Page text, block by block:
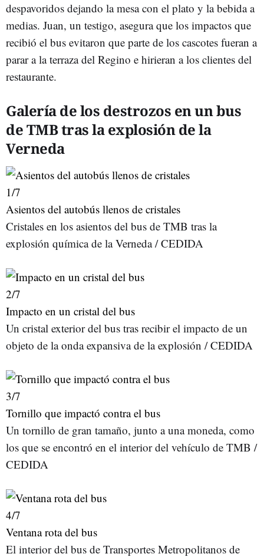
despavoridos dejando la mesa con el plato y la bebida a
medias. Juan, un testigo, asegura que los impactos que
recibió el bus evitaron que parte de los cascotes fueran a
parar a la terraza del Regino e hirieran a los clientes del
restaurante.
Galería de los destrozos en un bus
de TMB tras la explosión de la
Verneda
1/7
Asientos del autobús llenos de cristales
Cristales en los asientos del bus de TMB tras la
explosión química de la Verneda / CEDIDA
2/7
Impacto en un cristal del bus
Un cristal exterior del bus tras recibir el impacto de un
objeto de la onda expansiva de la explosión / CEDIDA
3/7
Tornillo que impactó contra el bus
Un tornillo de gran tamaño, junto a una moneda, como
los que se encontró en el interior del vehículo de TMB /
CEDIDA
4/7
Ventana rota del bus
El interior del bus de Transportes Metropolitanos de